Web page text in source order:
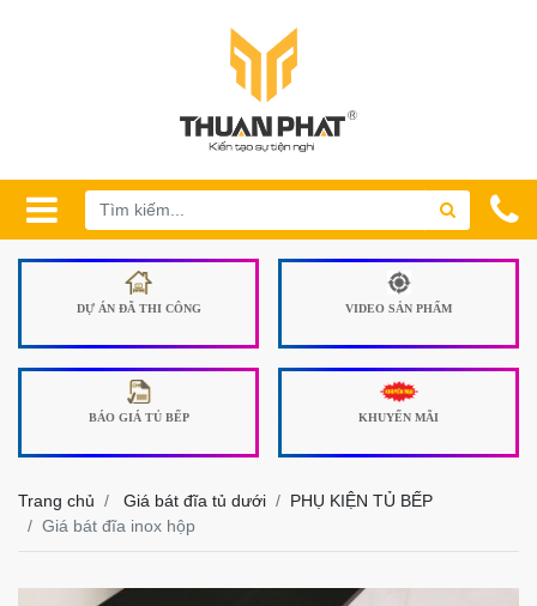
DỰ ÁN ĐÃ THI CÔNG VIDEO SẢN PHẨM
BÁO GIÁ TỦ BẾP KHUYẾN MÃI
Trang chủ Giá bát đĩa tủ dưới
PHỤ KIỆN TỦ BẾP
Giá bát đĩa inox hộp